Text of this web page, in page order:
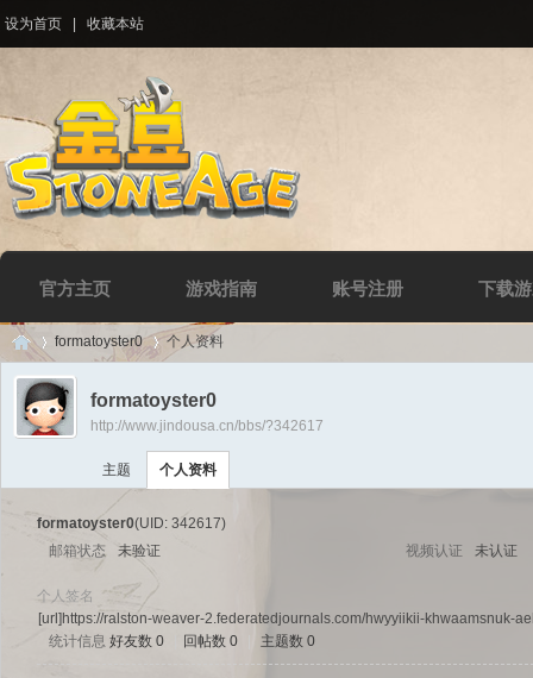
设为首页 收藏本站
官方主页 游戏指南 账号注册 下载
Di ›
formatoyster0 个人资料
formatoyster0
http://www.jindousa.cn/bbs/?342617
主题 个人资料
formatoyster0(UID: 342617)
邮箱状态
未验证 视频认证 未认证
个人签名
[url]https://ralston-weaver-2.federatedjournals.com/hwyyiikii-khwaamsnuk-
统计信息 好友数 0 回帖数 0 主题数 0